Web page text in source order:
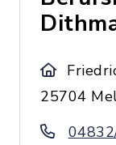
25704